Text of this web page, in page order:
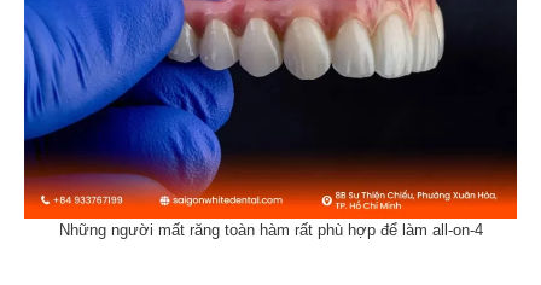
Những người mất răng toàn hàm rất phù hợp để làm all-on-4